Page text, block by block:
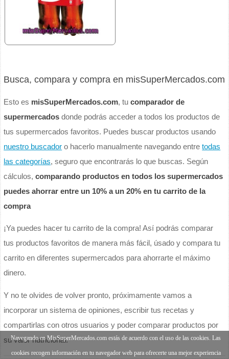
Busca, compara y compra en misSuperMercados.com
Esto es misSuperMercados.com, tucomparador de
supermercados donde podrás acceder a todos los productos de
tus supermercados favoritos. Puedes buscar productos usando
nuestro buscador o hacerlo manualmente navegando entretodas
las categorías, seguro que encontrarás lo que buscas. Según
cálculos,comparando productos en todos los supermercados
puedes ahorrar entre un 10% a un 20% en tu carrito de la
compra
¡Ya puedes hacer tu carrito de la compra! Así podrás comparar
tus productos favoritos de manera más fácil, úsado y compara tu
carrito en diferentes supermercados para ahorrarte el máximo
dinero.
Y no te olvides de volver pronto, próximamente vamos a
incorporar un sistema de opiniones, escribir tus recetas y
compartirlas con otros usuarios y poder comparar productos por
su valor nutricional.
Navegando en MisSuperMercados.com estás de acuerdo con el uso de las cookies. Las
cookies recogen información en tu navegador web para ofrecerte una mejor experiencia